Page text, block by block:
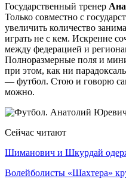
Государственный тренер
Только совместно с
увеличить количество
играть не с кем. Искренне
между федерацией и
Полноразмерные поля и
при этом, как ни
— футбол. Стою и говорю сам
можно.
Сейчас читают
Шиманович и Шкурдай
Волейболисты «Шахтера»